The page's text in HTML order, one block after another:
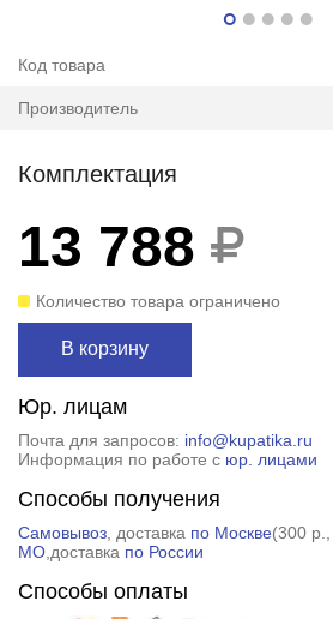
Код товара
Производитель
Комплектация
13 788
Количество товара ограничено
В корзину
Юр. лицам
Почта для запросов: info@kupatika.ru
Информация по работе с юр. лицами
Способы получения
Самовывоз, доставка по Москве(300 р.
МО,доставка по России
Способы оплаты